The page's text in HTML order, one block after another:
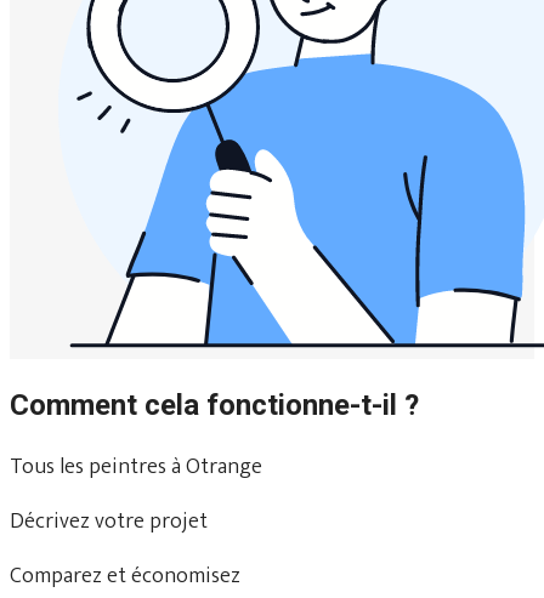
Comment cela fonctionne-t-il ?
Tous les peintres à Otrange
Décrivez votre projet
Comparez et économisez